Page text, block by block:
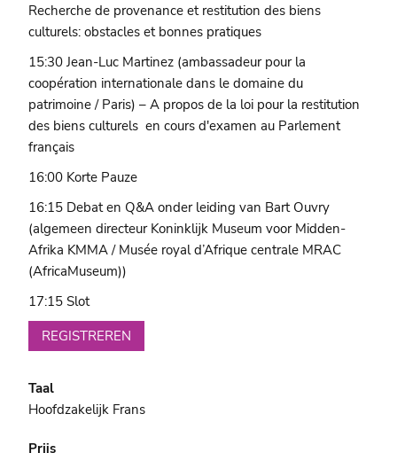
Recherche de provenance et restitution des biens
culturels: obstacles et bonnes pratiques
15:30 Jean-Luc Martinez (ambassadeur pour la
coopération internationale dans le domaine du
patrimoine / Paris) – A propos de la loi pour la restitution
des biens culturels en cours d'examen au Parlement
français
16:00 Korte Pauze
16:15 Debat en Q&A onder leiding van Bart Ouvry
(algemeen directeur Koninklijk Museum voor Midden-
Afrika KMMA / Musée royal d’Afrique centrale MRAC
(AfricaMuseum))
17:15 Slot
REGISTREREN
Taal
Hoofdzakelijk Frans
Prijs